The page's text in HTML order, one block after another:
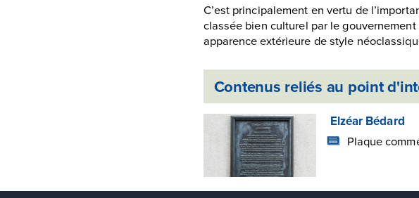
C’est principalement en vertu de
classée bien culturel par le
apparence extérieure de style
Contenus reliés au point
Elzéar Bédard
Plaque